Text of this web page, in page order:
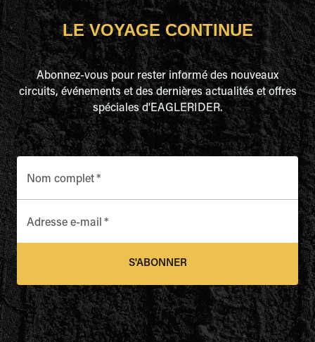
LE VOYAGE CONTINUE
Abonnez-vous pour rester informé des nouveaux
circuits, événements et des dernières actualités et offres
spéciales d'EAGLERIDER.
Nom complet*
Adresse e-mail *
S'ABONNER